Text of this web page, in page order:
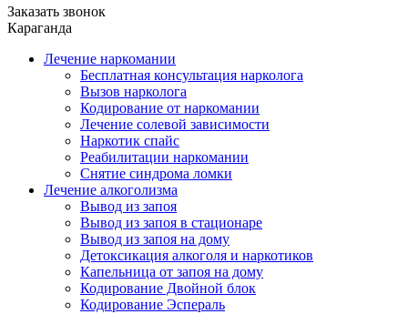
Заказать звонок
Караганда
Лечение наркомании
Бесплатная консультация нарколога
Вызов нарколога
Кодирование от наркомании
Лечение солевой зависимости
Наркотик спайс
Реабилитации наркомании
Снятие синдрома ломки
Лечение алкоголизма
Вывод из запоя
Вывод из запоя в стационаре
Вывод из запоя на дому
Детоксикация алкоголя и наркотиков
Капельница от запоя на дому
Кодирование Двойной блок
Кодирование Эспераль